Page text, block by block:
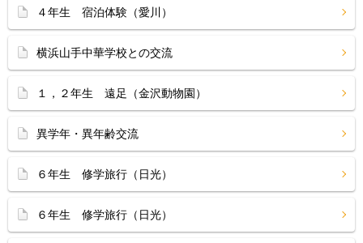
４年生 宿泊体験（愛川）
横浜山手中華学校との交流
１，２年生 遠足（金沢動物園）
異学年・異年齢交流
６年生 修学旅行（日光）
６年生 修学旅行（日光）